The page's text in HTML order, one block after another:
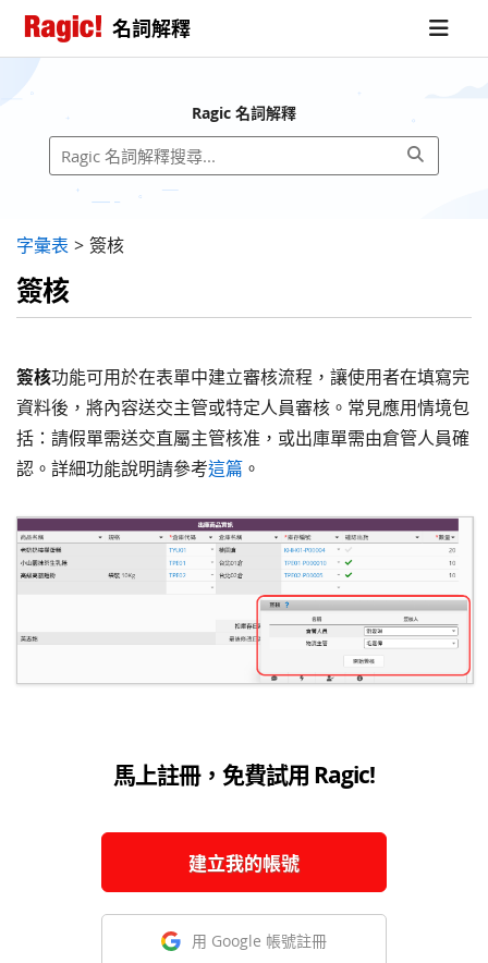
名詞解釋
Ragic 名詞解釋
字彙表 > 簽核
簽核
簽核功能可用於在表單中建立審核流程，讓使用者在填寫完
資料後，將內容送交主管或特定人員審核。常見應用情境包
括：請假單需送交直屬主管核准，或出庫單需由倉管人員確
認。詳細功能說明請參考這篇 。
馬上註冊，免費試用 Ragic!
建立我的帳號
用 Google 帳號註冊